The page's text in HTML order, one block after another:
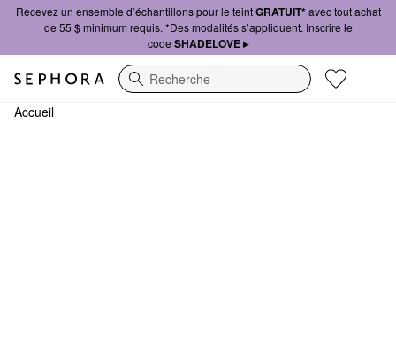
Recevez un ensemble d’échantillons pour le teintGRATUIT*avec tout achat
de 55 $ minimum requis. *Des modalités s’appliquent. Inscrire le
code SHADELOVE ▸
Recherche
Accueil